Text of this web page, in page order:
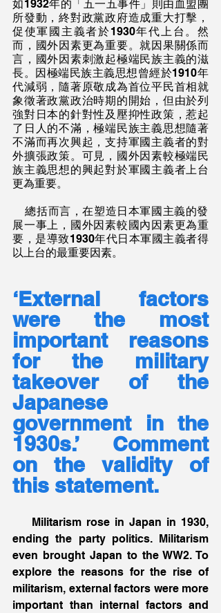
如1932年的「五一五事件」則由血盟團
所發動，終對政黨政府造成重大打擊，
促使軍國主義者於1930年代上台。然
而，國外因素更為重要。就因果關係而
言，國外因素刺激起極端民族主義的滋
長。因極端民族主義思想曾經於1910年
代減弱，隨著原敬成為首位平民首相就
象徵著政黨政治時期的開始，但由於列
強對日本的針對性及壓抑性政策，惹起
了日人的不滿，極端民族主義思想隨著
不滿而再次興起，支持軍國主義者的對
外擴張政策。可見，國外因素較極端民
族主義思想的興起對於軍國主義者上台
更為重要。
    總括而言，在塑造日本軍國主義的發
展一事上，國外因素較國內因素更為重
要，是導致1930年代日本軍國主義者得
以上台的最重要因素。
‘External factors
were the most
important reasons
for the military
takeover of the
Japanese
government in the
1930s.’ Comment
on the validity of
this statement.
ending the party politics. Militarism
even brought Japan to the WW2. To
explore the reasons for the rise of
militarism, external factors were more
important than internal factors and